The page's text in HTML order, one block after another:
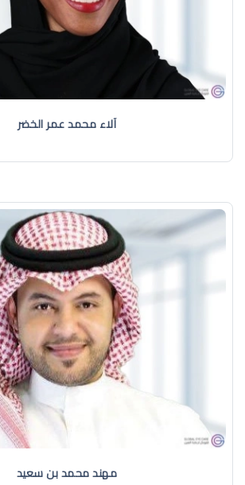
آلاء محمد عمر الخضر
مهند محمد بن سعيد